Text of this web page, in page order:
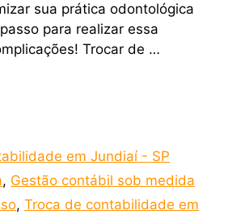
sua prática odontológica
para realizar essa
Trocar de …
em Jundiaí - SP
, Gestão contábil sob medida
, Troca de contabilidade em